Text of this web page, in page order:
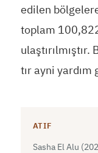
edilen
toplam
tır ayni
ATIF
Sasha El Alu